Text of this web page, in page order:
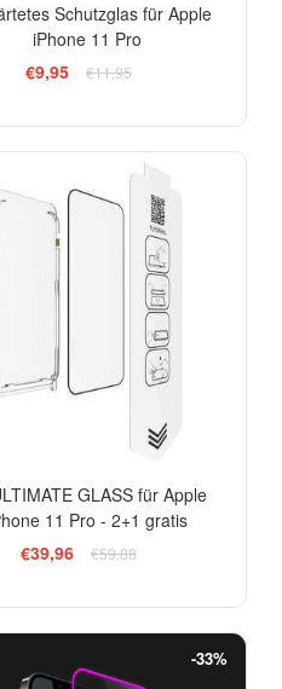
Schutzglas für Apple
iPhone 11 Pro
€9,95
€11,95
GLASS für Apple
11 Pro - 2+1 gratis
€39,96
€59,88
-33%